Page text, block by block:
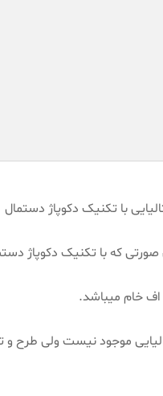
با تکنیک دکوپاژ دستمال
صورتی که با تکنیک دکوپاژ
خام میباشد.
موجود نیست ولی طرح و